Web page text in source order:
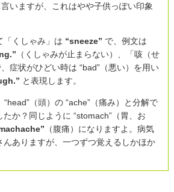
言いますが、これはやや子供っぽい印象
「くしゃみ」は “sneeze” で、例文は
（くしゃみが止まらない）、「咳（せ
、症状がひどい時は “bad”（悪い）を用い
と表現します。
“head”（頭）の “ache”（痛み）と分解で
か？同じように “stomach”（胃、お
（腹痛）になりますよ。病気
んありますが、一つずつ覚えるしかほか